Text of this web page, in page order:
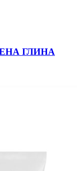
ГЛИНА